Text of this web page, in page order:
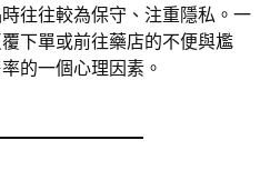
往往較為保守、注重隱私。一
下單或前往藥店的不便與尷
的一個心理因素。